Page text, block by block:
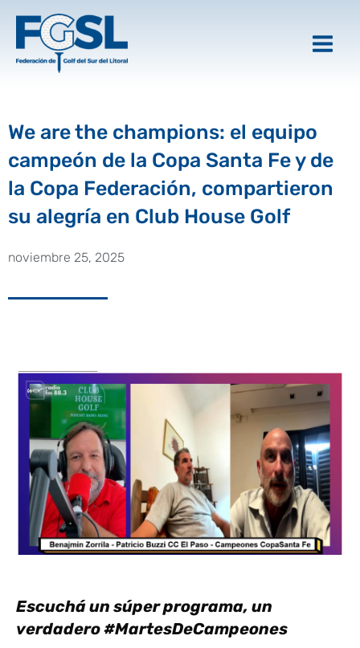
contenido
We are the champions: el equipo
campeón de la Copa Santa Fe y de
la Copa Federación, compartieron
su alegría en Club House Golf
noviembre 25, 2025
Escuchá un súper programa, un
verdadero #MartesDeCampeones